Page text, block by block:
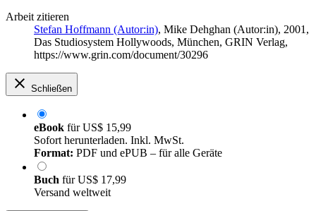
Arbeit zitieren
Stefan Hoffmann (Autor:in), Mike Dehghan (Autor:in), 2001,
Das Studiosystem Hollywoods, München, GRIN Verlag,
https://www.grin.com/document/30296
Schließen
eBook fürUS$ 15,99
Sofort herunterladen. Inkl. MwSt.
Format: PDF und ePUB – für alle Geräte
Buch fürUS$ 17,99
Versand weltweit